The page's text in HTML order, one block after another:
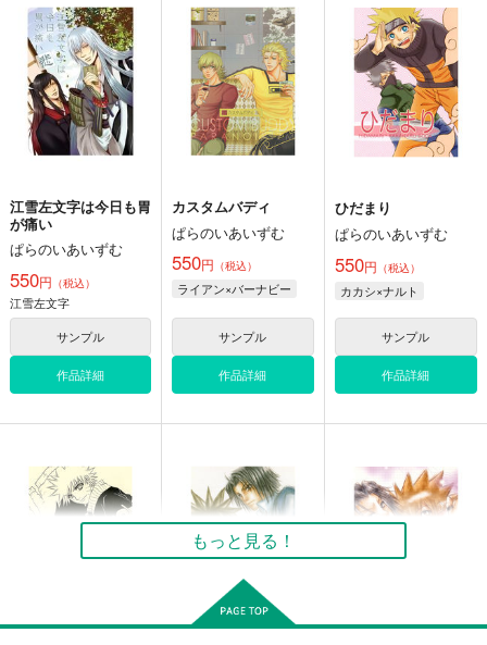
g.k.p.
専売 509円（税込）
刀剣乱舞
一期一振
江雪左文字
鶯丸
サンプル
g.k.p.
専売 509円 （税込）
刀剣乱舞
江雪左文字
一期一振
鶯丸
サンプル
（一）
MGS
専売 440円（税込）
刀剣乱舞
へし切長谷部×女主人公
サンプル
江雪左文字は今日も胃
が痛い
ぱらのいあいずむ
（税込）
江雪左文字は今日も胃
が痛い
ぱらのいあいずむ
550円 （税込）
江雪左文字
サンプル
作品詳細
カスタムバディ
ぱらのいあいずむ
550円 （税込）
ライアン×バーナビー
サンプル
作品詳細
ひだまり
ぱらのいあいずむ
550円 （税込）
カカシ×ナルト
サンプル
作品詳細
もっと見る！